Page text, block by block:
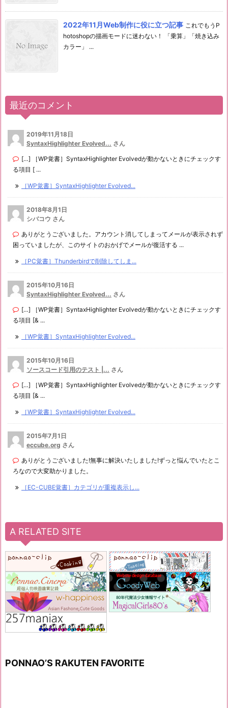
2022年11月Web制作に役に立つ記事 これでもうP
hotoshopの描画モードに迷わない！ 「乗算」「焼き込み
カラー」 ...
最近のコメント
2019年11月18日
SyntaxHighlighter Evolved... さん
[…] ［WP覚書］SyntaxHighlighter Evolvedが動かないときにチェックす
る項目 [ ...
［WP覚書］SyntaxHighlighter Evolved...
2018年8月1日
シバコウ さん
ありがとうございました。アカウント消してしまってメールが表示されず
困っていましたが、このサイトのおかげでメールが復活する ...
［PC覚書］Thunderbirdで削除してしま...
2015年10月16日
SyntaxHighlighter Evolved... さん
[…] ［WP覚書］SyntaxHighlighter Evolvedが動かないときにチェックす
る項目 [& ...
［WP覚書］SyntaxHighlighter Evolved...
2015年10月16日
ソースコード引用のテスト |... さん
[…] ［WP覚書］SyntaxHighlighter Evolvedが動かないときにチェックす
る項目 [& ...
［WP覚書］SyntaxHighlighter Evolved...
2015年7月1日
eccube.org さん
ありがとうございました!無事に解決いたしました!ずっと悩んでいたとこ
ろなので大変助かりました。
［EC-CUBE覚書］カテゴリが重複表示し...
A RELATED SITE
PONNAO’S RAKUTEN FAVORITE